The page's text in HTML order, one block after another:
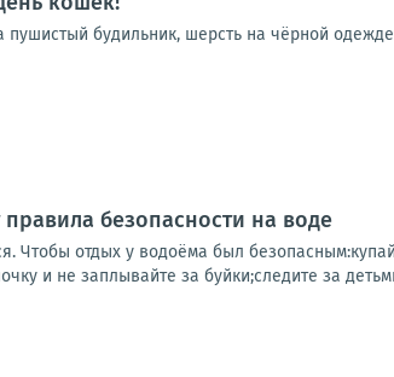
пушистый будильник, шерсть на чёрной
безопасности на воде
Чтобы отдых у водоёма был
и не заплывайте за буйки;следите за